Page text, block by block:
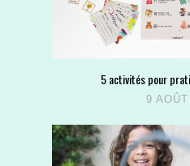
5 activités pour
9